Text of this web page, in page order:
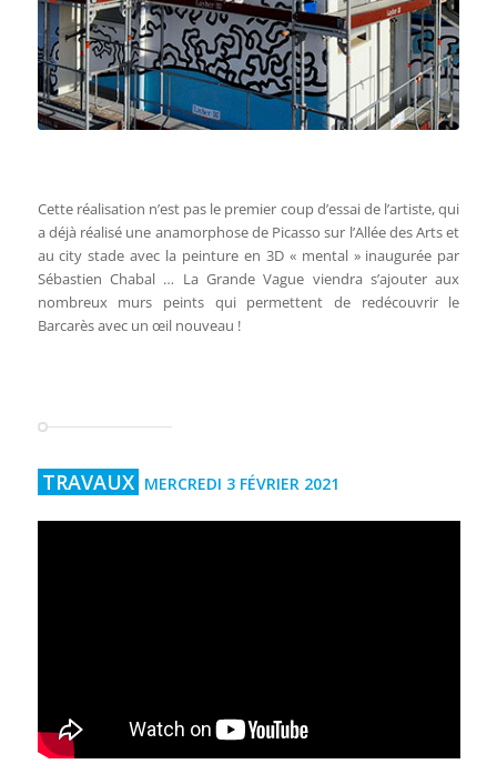
Cette réalisation n’est pas le premier coup d’essai de l’artiste, qui
a déjà réalisé une anamorphose de Picasso sur l’Allée des Arts et
au city stade avec la peinture en 3D « mental » inaugurée par
Sébastien Chabal … La Grande Vague viendra s’ajouter aux
nombreux murs peints qui permettent de redécouvrir le
Barcarès avec un œil nouveau !
TRAVAUX MERCREDI 3 FÉVRIER 2021